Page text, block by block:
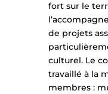
fort sur le
de projets
culturel. Le
travaillé à la
membres :